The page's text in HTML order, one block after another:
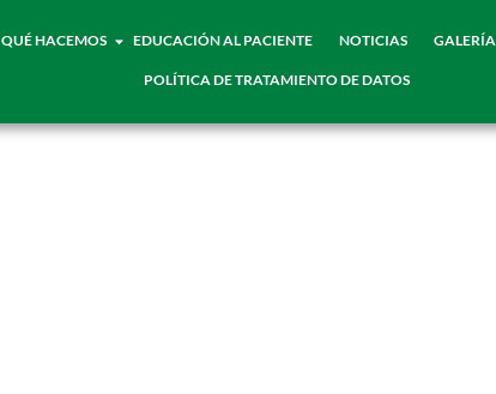
QUÉ HACEMOS EDUCACIÓN AL PACIENTE NOTICIAS GALERÍA
POLÍTICA DE TRATAMIENTO DE DATOS